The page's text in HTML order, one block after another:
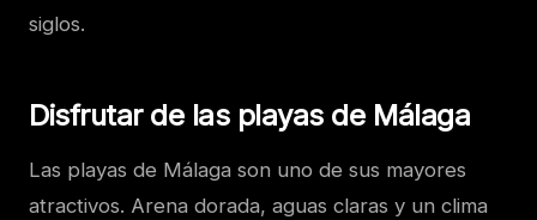
siglos.
Disfrutar de las playas de Málaga
Las playas de Málaga son uno de sus mayores
atractivos. Arena dorada, aguas claras y un clima